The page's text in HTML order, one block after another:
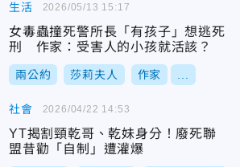
生活
女毒蟲撞死警所長「有孩子」想逃死
刑 作家：受害人的小孩就活該？
兩公約 莎莉夫人 作家
2026/05/13 15:17
社會
YT揭割頸乾哥、乾妹身分！廢死聯
盟昔勸「自制」遭灌爆
2026/04/22 14:53